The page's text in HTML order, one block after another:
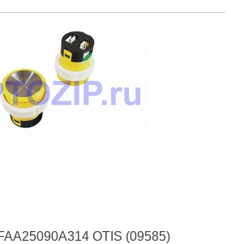
OTIS (09585)